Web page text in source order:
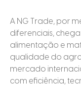
A NG Trade, por
diferenciais,
alimentação e
qualidade do
mercado
com eficiência,